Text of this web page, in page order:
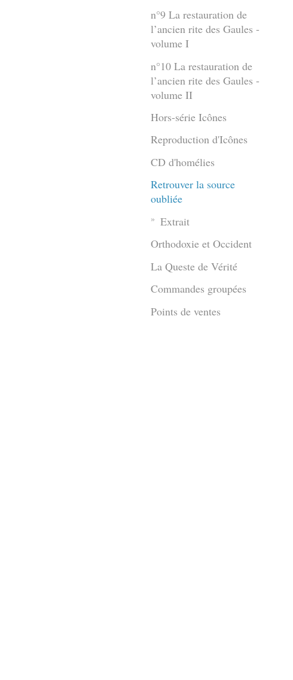
n°9 La restauration de
l’ancien rite des Gaules -
volume I
n°10 La restauration de
l’ancien rite des Gaules -
volume II
Hors-série Icônes
Reproduction d'Icônes
CD d'homélies
Retrouver la source
oubliée
Extrait
Orthodoxie et Occident
La Queste de Vérité
Commandes groupées
Points de ventes